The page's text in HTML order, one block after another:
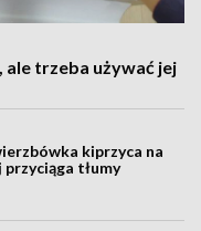
ale trzeba używać jej
kiprzyca na
tłumy